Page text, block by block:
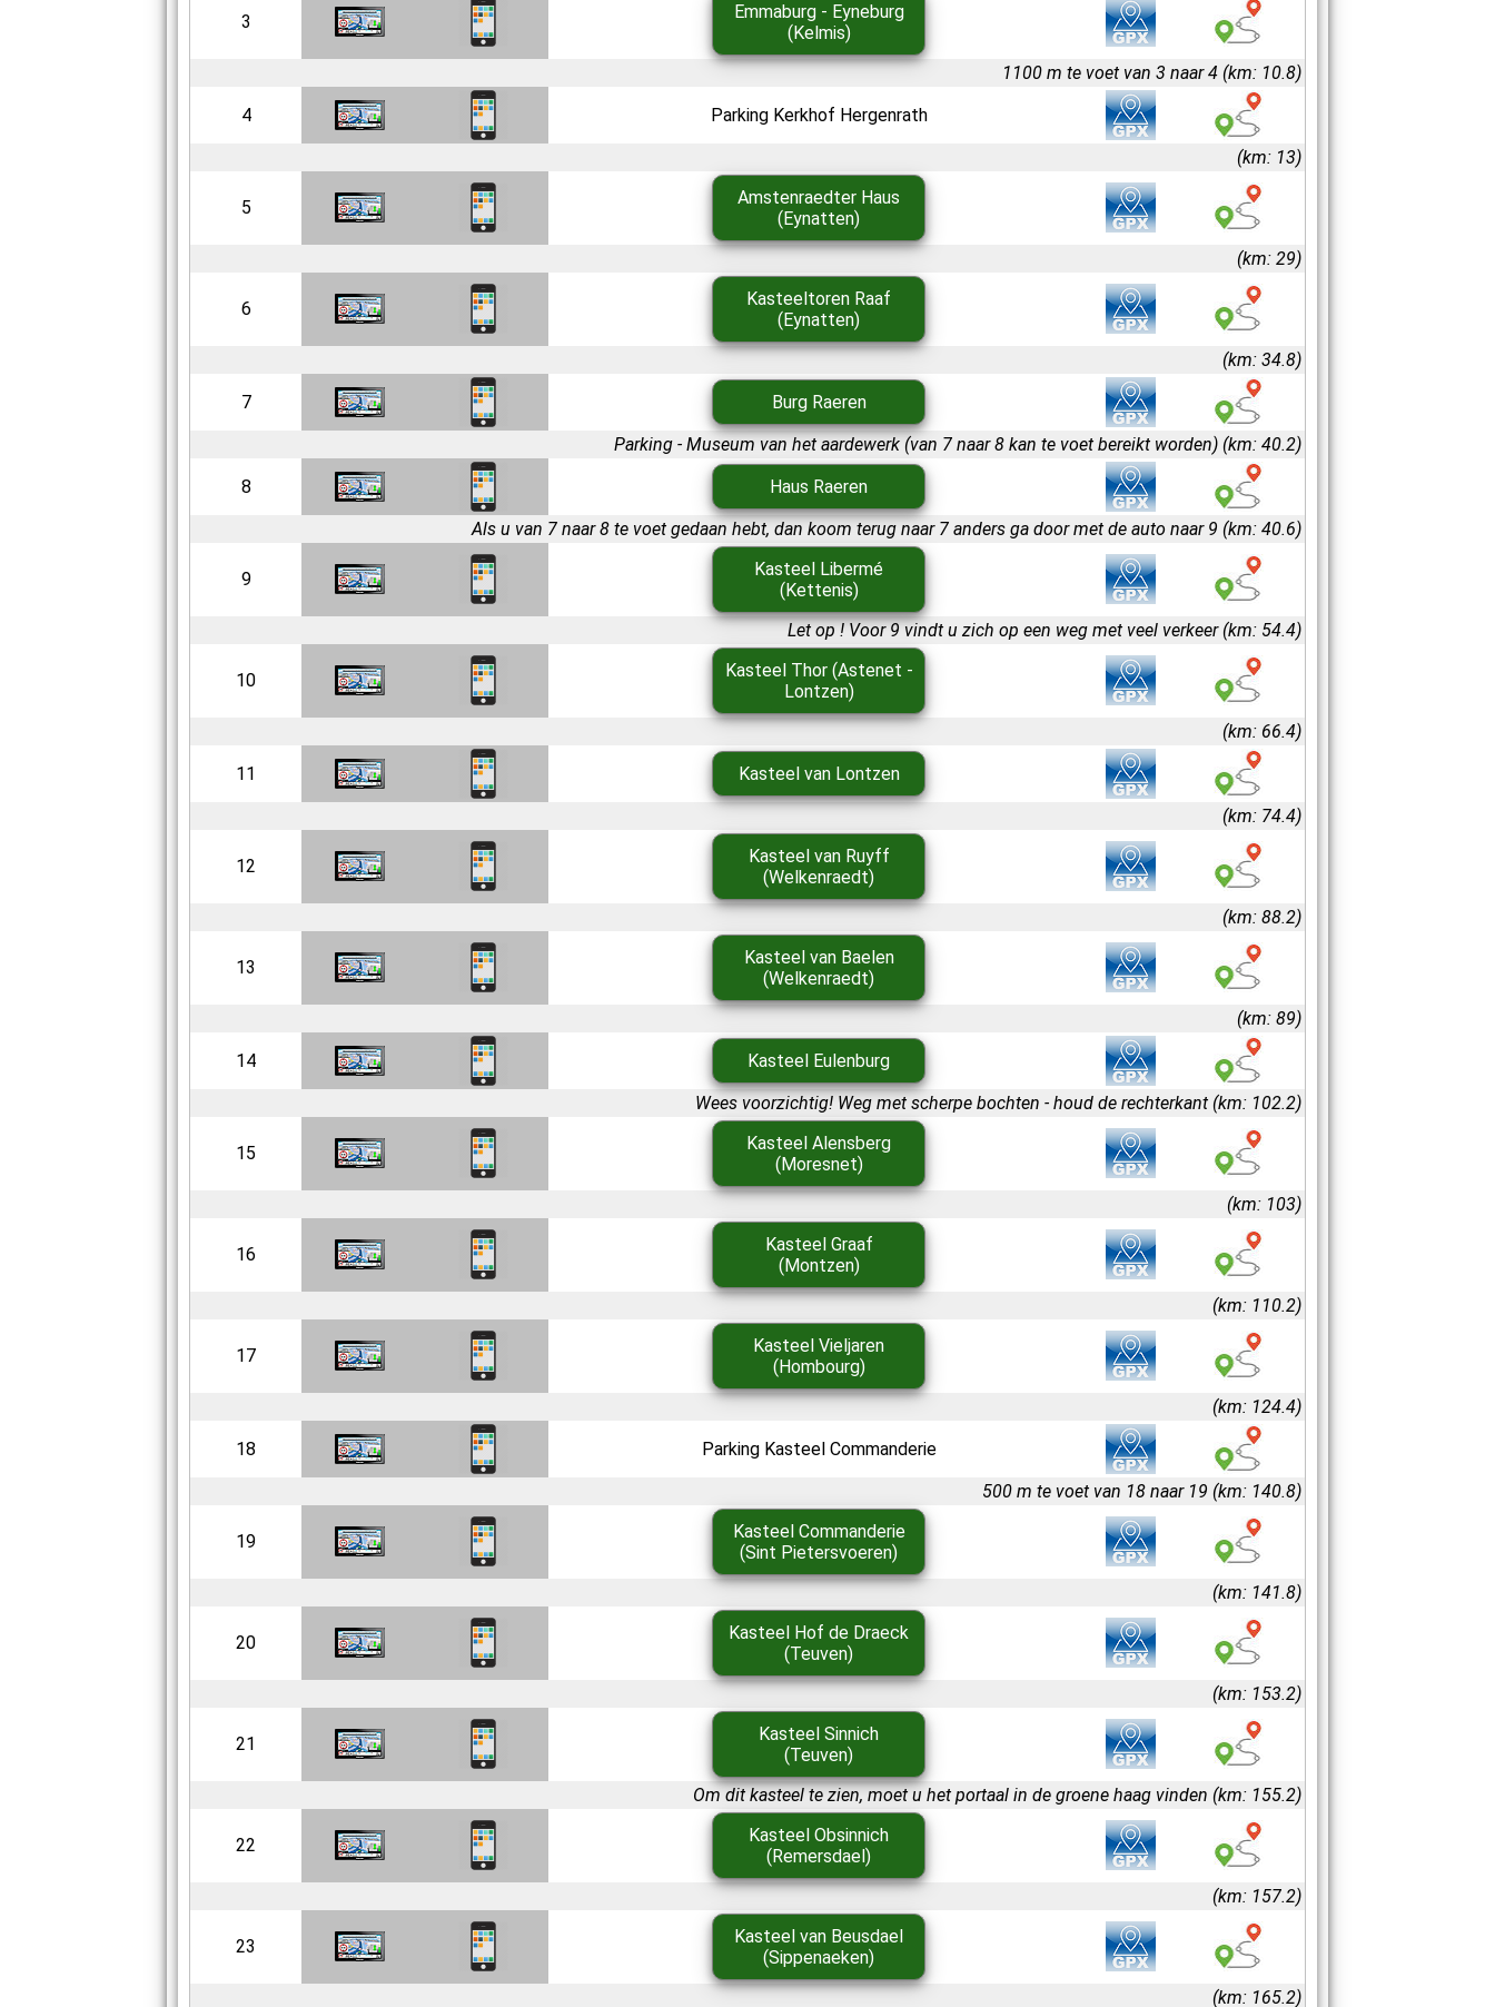
3
Emmaburg - Eyneburg
(Kelmis)
1100 m te voet van 3 naar 4 (km: 10.8)
4
Parking Kerkhof Hergenrath
(km: 13)
5
Amstenraedter Haus
(Eynatten)
(km: 29)
6
Kasteeltoren Raaf
(Eynatten)
(km: 34.8)
7
Burg Raeren
Parking - Museum van het aardewerk (van 7 naar 8 kan te voet bereikt worden) (km: 40.2)
8
Haus Raeren
Als u van 7 naar 8 te voet gedaan hebt, dan koom terug naar 7 anders ga door met de auto naar 9 (km: 40.6)
9
Kasteel Libermé
(Kettenis)
Let op ! Voor 9 vindt u zich op een weg met veel verkeer (km: 54.4)
10
Kasteel Thor (Astenet -
Lontzen)
(km: 66.4)
11
Kasteel van Lontzen
(km: 74.4)
12
Kasteel van Ruyff
(Welkenraedt)
(km: 88.2)
13
Kasteel van Baelen
(Welkenraedt)
(km: 89)
14
Kasteel Eulenburg
Wees voorzichtig! Weg met scherpe bochten - houd de rechterkant (km: 102.2)
15
Kasteel Alensberg
(Moresnet)
(km: 103)
16
Kasteel Graaf
(Montzen)
(km: 110.2)
17
Kasteel Vieljaren
(Hombourg)
(km: 124.4)
18
Parking Kasteel Commanderie
500 m te voet van 18 naar 19 (km: 140.8)
19
Kasteel Commanderie
(Sint Pietersvoeren)
(km: 141.8)
20
Kasteel Hof de Draeck
(Teuven)
(km: 153.2)
21
Kasteel Sinnich
(Teuven)
Om dit kasteel te zien, moet u het portaal in de groene haag vinden (km: 155.2)
22
Kasteel Obsinnich
(Remersdael)
(km: 157.2)
23
Kasteel van Beusdael
(Sippenaeken)
(km: 165.2)